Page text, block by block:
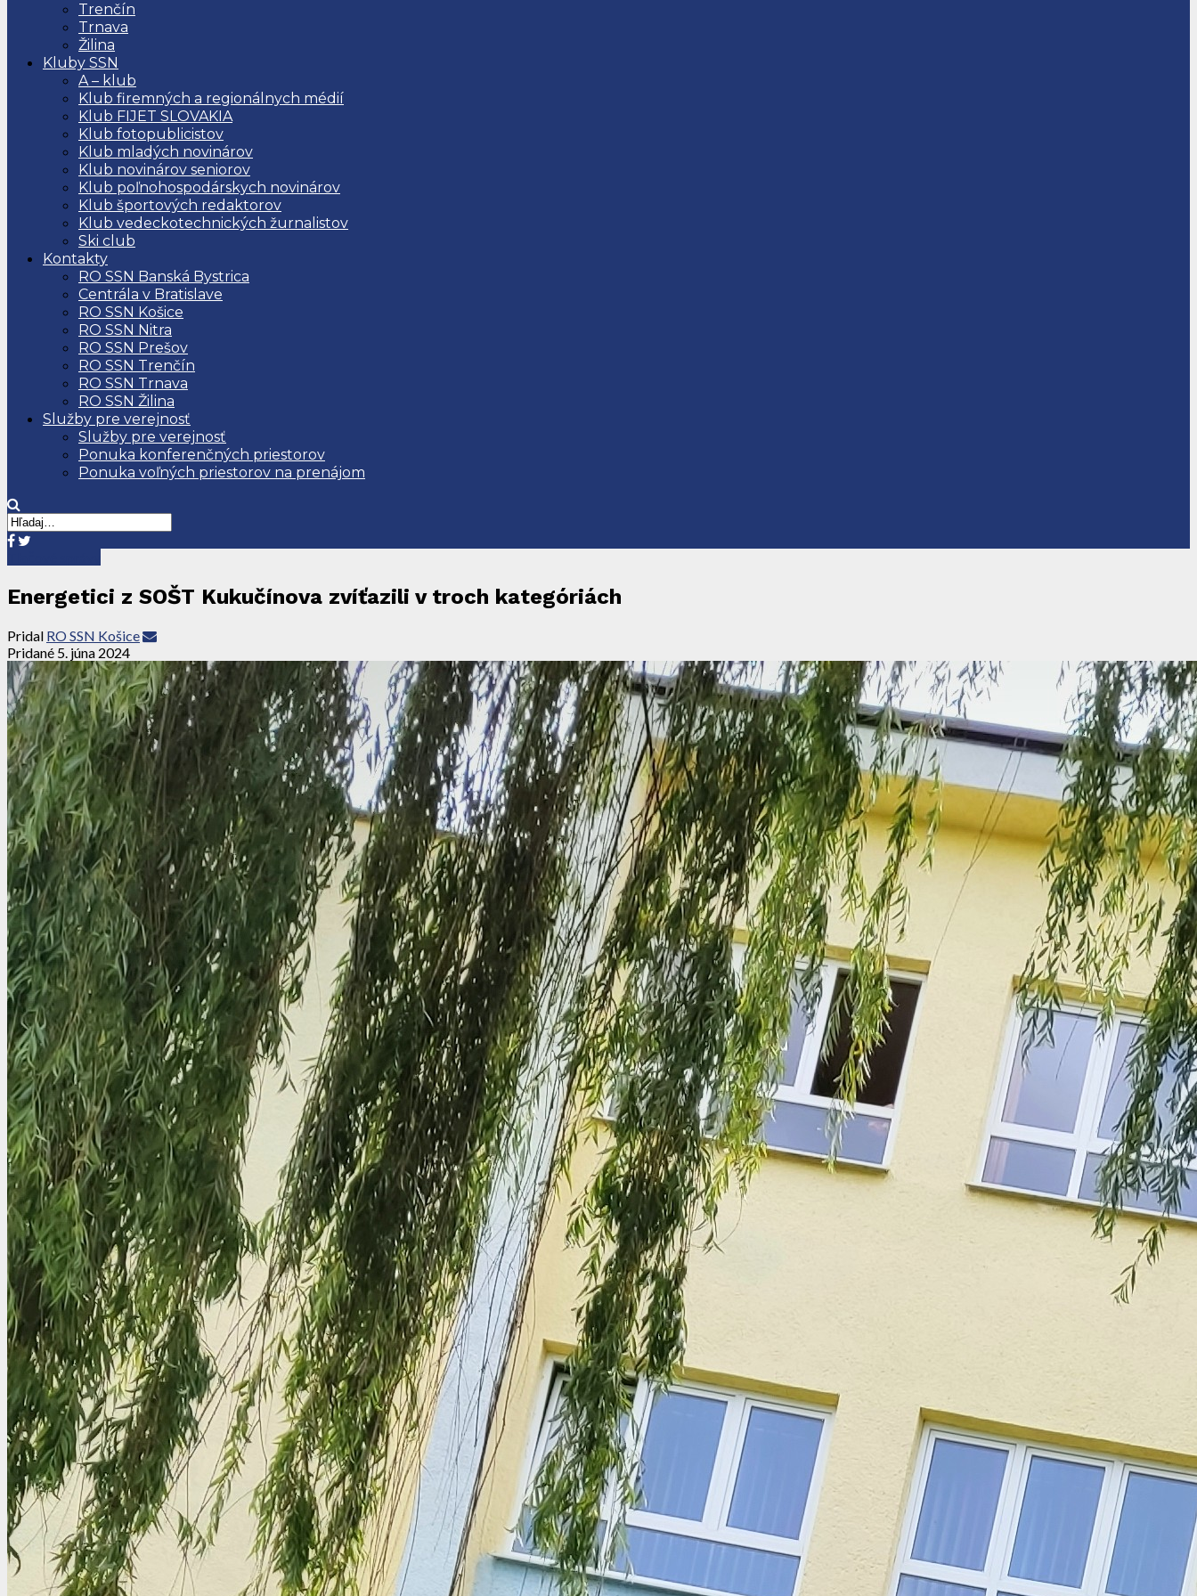
Trenčín
Trnava
Žilina
Kluby SSN
A – klub
Klub firemných a regionálnych médií
Klub FIJET SLOVAKIA
Klub fotopublicistov
Klub mladých novinárov
Klub novinárov seniorov
Klub poľnohospodárskych novinárov
Klub športových redaktorov
Klub vedeckotechnických žurnalistov
Ski club
Kontakty
RO SSN Banská Bystrica
Centrála v Bratislave
RO SSN Košice
RO SSN Nitra
RO SSN Prešov
RO SSN Trenčín
RO SSN Trnava
RO SSN Žilina
Služby pre verejnosť
Služby pre verejnosť
Ponuka konferenčných priestorov
Ponuka voľných priestorov na prenájom
Energetici z SOŠT Kukučínova zvíťazili v troch kategóriách
Pridal RO SSN Košice
Pridané 5. júna 2024